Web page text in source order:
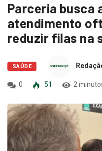
Parceria busca
atendimento
reduzir filas na
SAÚDE
0 51 2